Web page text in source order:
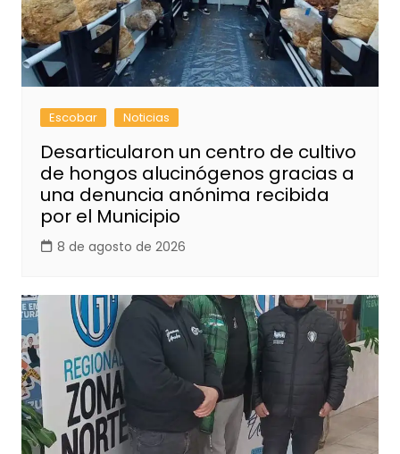
Escobar Noticias
Desarticularon un centro de cultivo
de hongos alucinógenos gracias a
una denuncia anónima recibida
por el Municipio
8 de agosto de 2026